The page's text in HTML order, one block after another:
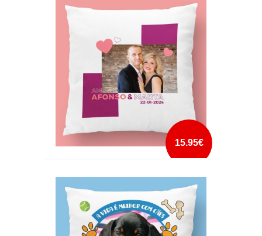
add à lista
15.95€
mais info
add à lista